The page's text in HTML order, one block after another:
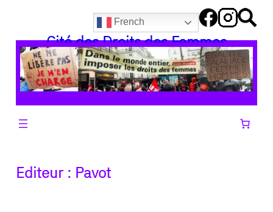
contenu
French
Cité des Droits des Femmes
Editeur : Pavot